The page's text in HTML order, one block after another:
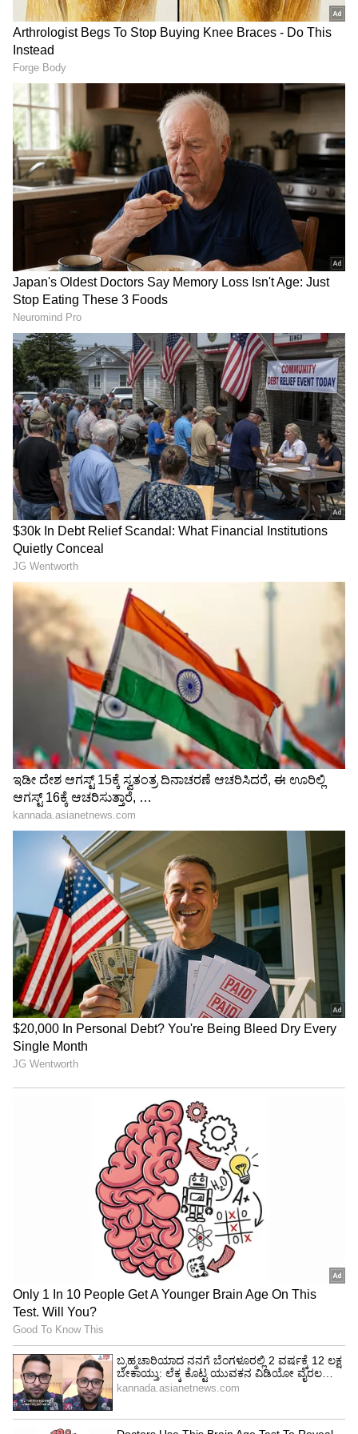
ಹೇಗೆ ಕಂಡುಹಿಡಿದರು?
ಈ ದಂಪತಿ ಒಂದು ತಿಂಗಳಲ್ಲಿ ಬ್ಲಿಂಕಿಟ್ ಮೂಲಕ ಸುಮಾರು
₹20,000 ಮೌಲ್ಯದ ದಿನಸಿ ವಸ್ತುಗಳನ್ನು ಖರೀದಿಸಿದ್ದರು. ಈ
ಪ್ರಯೋಗವು, ಅನುಕೂಲ, ಮನೆ ಬಜೆಟ್ ನಡುವೆ ಬ್ಯಾಲೆನ್ಸ್
ಮಾಡಲು ಪ್ರಯತ್ನಿಸುತ್ತಿರುವ ಗ್ರಾಹಕರಿಂದ ವ್ಯಾಪಕ ಗಮನ
ಸೆಳೆದಿದೆ. ತಮ್ಮ ತಿಂಗಳ ದಿನಸಿ ಬಜೆಟ್‌ನ ದೊಡ್ಡ ಪಾಲು ಕ್ವಿಕ್-
ಡೆಲಿವರಿ ಪ್ಲಾಟ್‌ಫಾರ್ಮ್‌ಗೆ ಹೋಗುತ್ತಿರುವುದನ್ನು ಗಮನಿಸಿದ
ನಂತರ, ಈ ದಂಪತಿ ತಮ್ಮ ಖರ್ಚಿನ ಬಗ್ಗೆ ವಿಶ್ಲೇಷಿಸಲು
ನಿರ್ಧರಿಸಿದರು. ಈ ಅನುಕೂಲಕ್ಕಾಗಿ ತಾವು ಹೆಚ್ಚು ಹಣ
ಪಾವತಿಸುತ್ತಿದ್ದೇವೆಯೇ ಎಂದು ತಿಳಿಯಲು, ಅವರು
ಬ್ಲಿಂಕಿಟ್‌ನಲ್ಲಿ ಖರೀದಿಸಿದ ವಸ್ತುಗಳ ಬೆಲೆಗಳನ್ನು ಹತ್ತಿರದ
ಸೂಪರ್‌ಮಾರ್ಕೆಟ್‌ಗಳಲ್ಲಿ ಲಭ್ಯವಿರುವ ಬೆಲೆಗಳೊಂದಿಗೆ
ಹೋಲಿಕೆ ಮಾಡಿದ್ದಾರೆ.
Related Articles
ಡೆಲಿವರಿ ಬಾಯ್​ ಮಾಡಿದ್ದೇನು? ವಿಡಿಯೋ ಇಲ್ಲಿದೆ
ಪಾರ್ಸೆಲ್ ಸೀಲ್ ಒಡೆದು ಕಾಮದ ಆಫರ್ ನೀಡಿದ
ಕಾಮುಕ: 'ನನ್ನನ್ನೇ ಯೂಸ್ ಮಾಡ್ಕೋ..' ಎಂದ ಬ್ಲಿಂಕಿಟ್
ಡೆಲಿವರಿ ಏಜೆಂಟ್!
3
6
ರಿಯಾಯಿತಿಯಲ್ಲಿ ಸಿಕ್ಕಿತು
ತಮ್ಮ ಸಂಶೋಧನೆಯನ್ನು ಆನ್‌ಲೈನ್‌ನಲ್ಲಿ ಹಂಚಿಕೊಂಡ
ಅವರು, ತಾವು ಅಂದುಕೊಂಡಿದ್ದಕ್ಕಿಂತ ಈ ಎರಡು ಶಾಪಿಂಗ್
ವಿಧಾನಗಳ ನಡುವಿನ ಒಟ್ಟಾರೆ ವ್ಯತ್ಯಾಸವು ತುಂಬಾ ಕಡಿಮೆ
ಎಂದು ಬಹಿರಂಗಪಡಿಸಿದ್ದಾರೆ. ಬ್ಲಿಂಕಿಟ್‌ನಲ್ಲಿ ಕೆಲವು
ಉತ್ಪನ್ನಗಳು ಹೆಚ್ಚು ದುಬಾರಿಯಾಗಿದ್ದರೂ, ಇತರ ವಸ್ತುಗಳ
ಬೆಲೆಗಳು ಒಂದೇ ರೀತಿ ಇದ್ದವು ಅಥವಾ ಪ್ರೊಮೋಷನ್‌ ಮತ್ತು
ಆಫರ್‌ಗಳ ಮೂಲಕ ರಿಯಾಯಿತಿಯಲ್ಲಿ ಸಿಕ್ಕಿದ್ದವು. ಕ್ವಿಕ್-
ಕಾಮರ್ಸ್‌ನಲ್ಲಿ ಮಾಡುವ ಎಲ್ಲ ಖರೀದಿಗಳು ಹೆಚ್ಚು ದುಬಾರಿ
ಎಂಬ ಸಾಮಾನ್ಯ ನಂಬಿಕೆಗೆ ಈ ಹೋಲಿಕೆಯು ಸವಾಲು
ಹಾಕಿದೆ.